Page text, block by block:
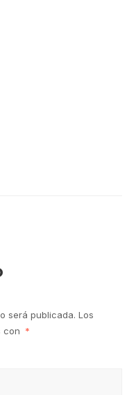
será publicada. Los
con *